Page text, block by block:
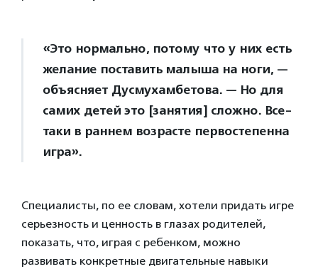
«Это нормально, потому что у них есть
желание поставить малыша на ноги, —
объясняет Дусмухамбетова. — Но для
самих детей это [занятия] сложно. Все-
таки в раннем возрасте первостепенна
игра».
Специалисты, по ее словам, хотели придать игре
серьезность и ценность в глазах родителей,
показать, что, играя с ребенком, можно
развивать конкретные двигательные навыки